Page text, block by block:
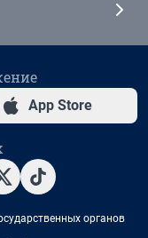
App Store
органов